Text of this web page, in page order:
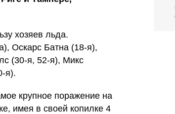
хозяев льда.
Оскарс Батна (18-я),
(30-я, 52-я), Микс
я).
крупное поражение на
имея в своей копилке 4